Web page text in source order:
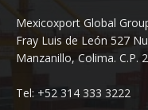
Mexicoxport Global
Fray Luis de León 527
Manzanillo, Colima. C.P.
Tel: +52 314 333 3222